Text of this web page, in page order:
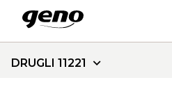
DRUGLI 11221